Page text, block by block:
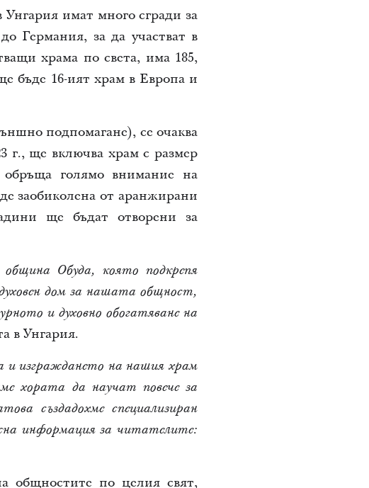
имат много сгради за
Германия, за да участват в
храма по света, има 185,
бъде 16-ият храм в Европа и
подпомагане), се очаква
г., ще включва храм с размер
обръща голямо внимание на
заобиколена от аранжирани
ще бъдат отворени за
Обуда, която подкрепя
дом за нашата общност,
и духовно обогатяване на
в Унгария.
изграждането на нашия храм
хората да научат повече за
създадохме специализиран
информация за читателите:
общностите по целия свят,